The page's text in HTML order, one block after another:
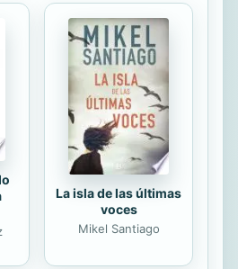
por el dramaturgo) con el
don Pedro González de Lara.
en la acción al noble
don Álvaro de Viseo,
anacronismo histórico, pero
esta comedia entre las de
La isla de las últimas
voces
Mikel Santiago